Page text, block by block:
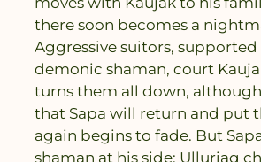
there soon becomes a
Aggressive suitors, supported
demonic shaman, court
turns them all down,
that Sapa will return and put
again begins to fade. But
shaman at his side: Ulluriaq